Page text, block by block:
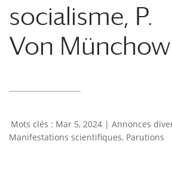
socialisme, P.
Von Münchow
Mar 5, 2024 | Annonces
Manifestations scientifiques, Parutions